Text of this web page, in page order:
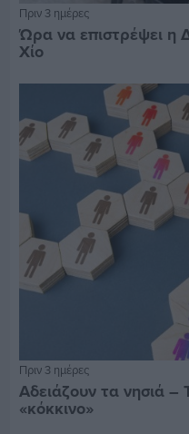
Πριν 3 ημέρες
Ώρα να επιστρέψει η
Χίο
Πριν 3 ημέρες
Αδειάζουν τα νησιά –
«κόκκινο»